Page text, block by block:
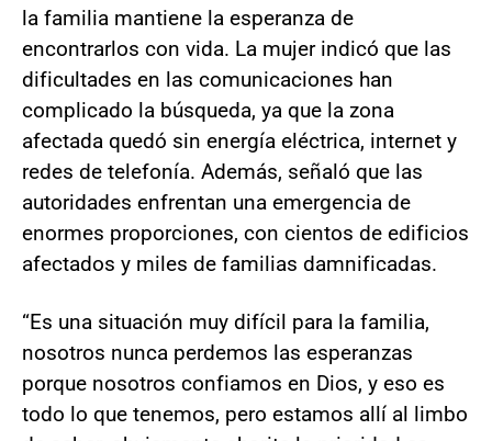
la familia mantiene la esperanza de
encontrarlos con vida. La mujer indicó que las
dificultades en las comunicaciones han
complicado la búsqueda, ya que la zona
afectada quedó sin energía eléctrica, internet y
redes de telefonía. Además, señaló que las
autoridades enfrentan una emergencia de
enormes proporciones, con cientos de edificios
afectados y miles de familias damnificadas.
“Es una situación muy difícil para la familia,
nosotros nunca perdemos las esperanzas
porque nosotros confiamos en Dios, y eso es
todo lo que tenemos, pero estamos allí al limbo